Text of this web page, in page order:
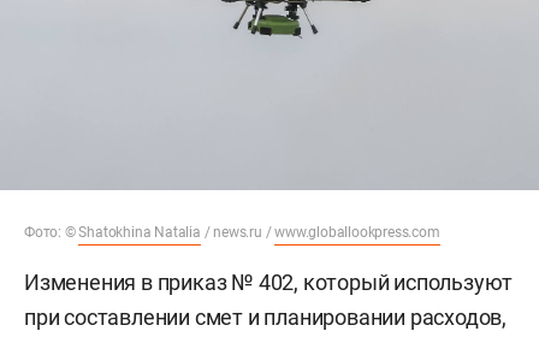
Фото: ©Shatokhina Natalia / news.ru /www.globallookpress.com
Изменения в приказ № 402, который используют
при составлении смет и планировании расходов,